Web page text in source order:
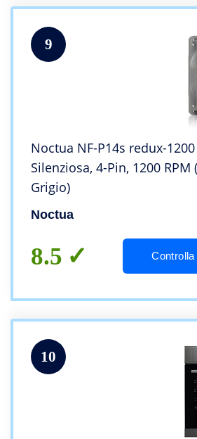
9
Noctua NF-P14s redux-
Silenziosa, 4-Pin, 1200 RPM
Grigio)
Noctua
8.5
10